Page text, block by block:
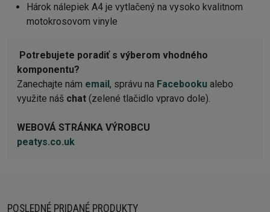
Hárok nálepiek A4 je vytlačený na vysoko kvalitnom
motokrosovom vinyle
Potrebujete poradiť s výberom vhodného
komponentu?
Zanechajte nám email, správu na Facebooku alebo
využite náš chat (zelené tlačidlo vpravo dole).
WEBOVÁ STRÁNKA VÝROBCU
peatys.co.uk
POSLEDNÉ PRIDANÉ PRODUKTY